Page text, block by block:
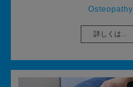
Osteopathy
詳しくは...